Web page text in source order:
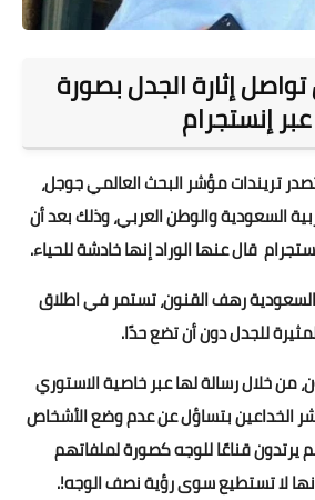
إثارة الجدل بصورة
عبر إنستجرام
تريندات مؤشر البحث العالمي جوجل،
السعودية والوطن العربي، وذلك بعد أن
قال عنها الوراد إنها خادشة للحياء.
السعودية رهف القنون، تستمر في اطلاق
للجدل دون أن تضع حدًا.
من خلال رسالة لها عبر خاصية الاستوري
الخداعين بتساؤل عن عدم وضع الأشخاص
قناعًا للوجه كصورة لملفاتهم
لا تستطيع سوى رؤية نصف الوجه!.